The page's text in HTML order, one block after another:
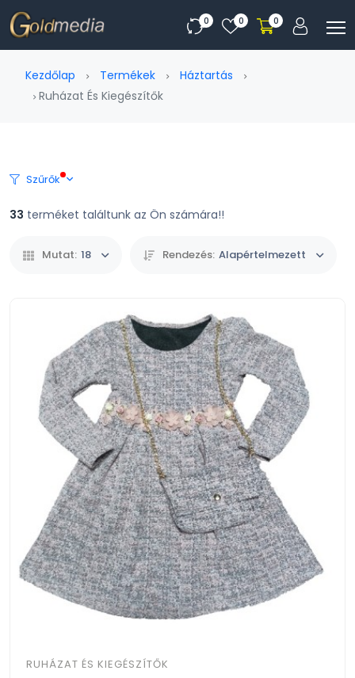
0 0 0
Kezdőlap Termékek
Háztartás
Ruházat És Kiegészítők
Szűrők
33 terméket találtunk az Ön számára!!
Mutat: 18 Rendezés: Alapértelmezett
RUHÁZAT ÉS KIEGÉSZÍTŐK